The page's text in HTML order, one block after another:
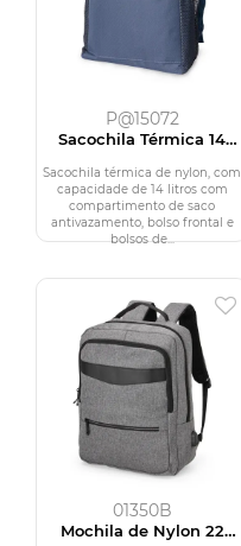
P@15072
Sacochila Térmica 14
Sacochila térmica de nylon, com
capacidade de 14 litros com
compartimento de saco
antivazamento, bolso frontal e
bolsos de...
01350B
Mochila de Nylon 22